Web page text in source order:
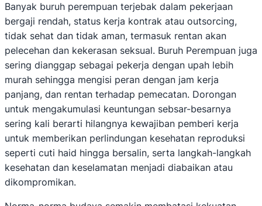
Banyak buruh perempuan terjebak dalam pekerjaan
bergaji rendah, status kerja kontrak atau outsorcing,
tidak sehat dan tidak aman, termasuk rentan akan
pelecehan dan kekerasan seksual. Buruh Perempuan juga
sering dianggap sebagai pekerja dengan upah lebih
murah sehingga mengisi peran dengan jam kerja
panjang, dan rentan terhadap pemecatan. Dorongan
untuk mengakumulasi keuntungan sebsar-besarnya
sering kali berarti hilangnya kewajiban pemberi kerja
untuk memberikan perlindungan kesehatan reproduksi
seperti cuti haid hingga bersalin, serta langkah-langkah
kesehatan dan keselamatan menjadi diabaikan atau
dikompromikan.